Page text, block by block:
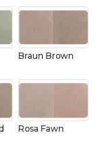
Braun Brown
Rosa Fawn